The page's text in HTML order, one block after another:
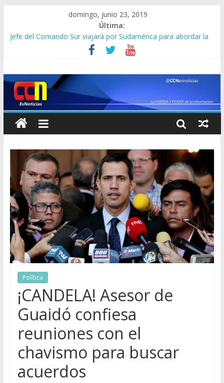
domingo, junio 23, 2019
Última:
Corpoelec apuesta por un Frankenstein para el Zulia
Jefe del Comando Sur viajará por Sudamérica para abordar la
taxi
Lo que se sabe de los militares y funcionarios del Cicpc
detenidos en las últimas horas
Política
¡CANDELA! Asesor de
Guaidó confiesa
reuniones con el
chavismo para buscar
acuerdos